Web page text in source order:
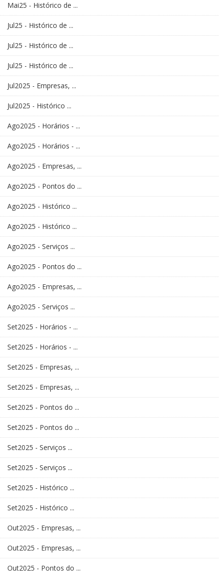
Mai25 - Histórico de ...
Jul25 - Histórico de ...
Jul25 - Histórico de ...
Jul25 - Histórico de ...
Jul2025 - Empresas, ...
Jul2025 - Histórico ...
Ago2025 - Horários - ...
Ago2025 - Horários - ...
Ago2025 - Empresas, ...
Ago2025 - Pontos do ...
Ago2025 - Histórico ...
Ago2025 - Histórico ...
Ago2025 - Serviços ...
Ago2025 - Pontos do ...
Ago2025 - Empresas, ...
Ago2025 - Serviços ...
Set2025 - Horários - ...
Set2025 - Horários - ...
Set2025 - Empresas, ...
Set2025 - Empresas, ...
Set2025 - Pontos do ...
Set2025 - Pontos do ...
Set2025 - Serviços ...
Set2025 - Serviços ...
Set2025 - Histórico ...
Set2025 - Histórico ...
Out2025 - Empresas, ...
Out2025 - Empresas, ...
Out2025 - Pontos do ...